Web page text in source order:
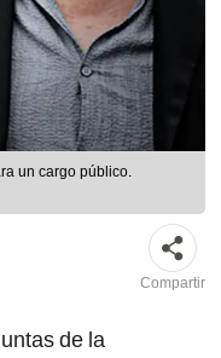
un cargo público.
Compartir
de la